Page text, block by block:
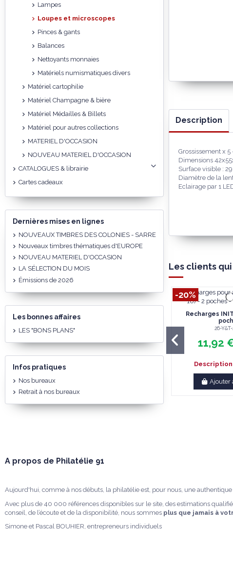
Description
Grossissement x
Dimensions
Surface visible :
Diamètre de la
Eclairage par 1
Les clients
-20%
Recharges
26-
11,92
Ajouter
Lampes
Loupes et microscopes
Pinces & gants
Balances
Nettoyants monnaies
Matériels numismatiques divers
Matériel cartophilie
Matériel Champagne & bière
Matériel Médailles & Billets
Matériel pour autres collections
MATERIEL D'OCCASION
NOUVEAU MATERIEL D'OCCASION
CATALOGUES & librairie
Cartes cadeaux
Dernières mises en lignes
NOUVEAUX TIMBRES DES COLONIES - SARRE
Nouveaux timbres thématiques d'EUROPE
NOUVEAU MATERIEL D'OCCASION
LA SÉLECTION DU MOIS
Émissions de 2026
Les bonnes affaires
LES "BONS PLANS"
Infos pratiques
Nos bureaux
Retrait à nos bureaux
A propos de Philatélie 91
Aujourd'hui, comme à nos débuts, la philatélie est, pour nous, une authentique
Avec plus de 40 000 références disponibles sur le site, des estimations
conseil, de l’écoute et de la disponibilité, nous sommes plus que jamais à
Simone et Pascal BOUHIER, entrepreneurs individuels